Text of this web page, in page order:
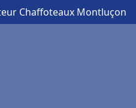
Chaffoteaux Montluçon